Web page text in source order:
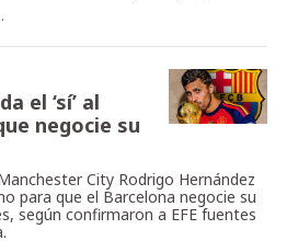
el ‘sí’ al
negocie su
City Rodrigo Hernández
para que el Barcelona negocie su
según confirmaron a EFE fuentes